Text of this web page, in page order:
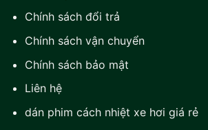
Chính sách đổi trả
Chính sách vận chuyển
Chính sách bảo mật
Liên hệ
dán phim cách nhiệt xe hơi giá rẻ